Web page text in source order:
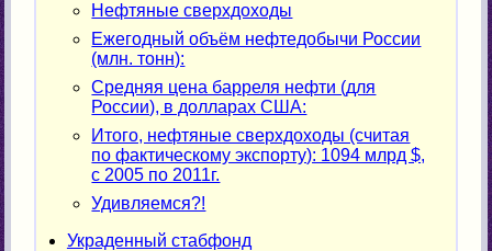
Нефтяные сверхдоходы
Ежегодный объём нефтедобычи России
(млн. тонн):
Средняя цена барреля нефти (для
России), в долларах США:
Итого, нефтяные сверхдоходы (считая
по фактическому экспорту): 1094 млрд $,
с 2005 по 2011г.
Удивляемся?!
Украденный стабфонд